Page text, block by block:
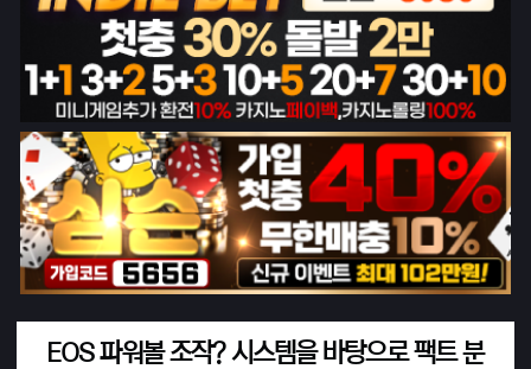
EOS 파워볼 조작? 시스템을 바탕으로 팩트 분